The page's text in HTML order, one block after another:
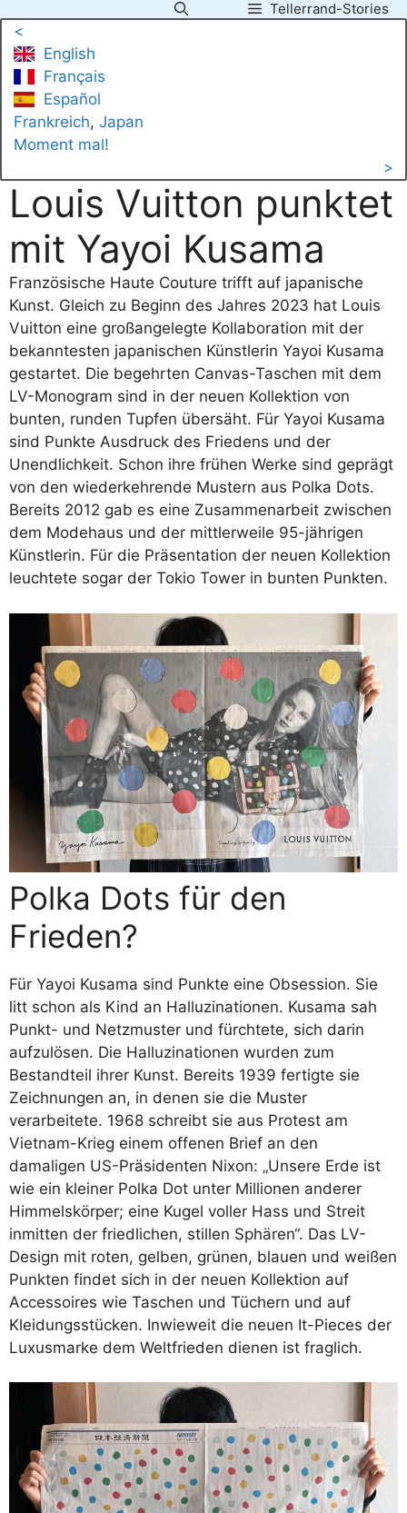
Inhalt
springen
Tellerrand-Stories
<
English
Français
Español
Frankreich, Japan
Moment mal!
>
Louis Vuitton punktet
mit Yayoi Kusama
Französische Haute Couture trifft auf japanische
Kunst. Gleich zu Beginn des Jahres 2023 hat Louis
Vuitton eine großangelegte Kollaboration mit der
bekanntesten japanischen Künstlerin Yayoi Kusama
gestartet. Die begehrten Canvas-Taschen mit dem
LV-Monogram sind in der neuen Kollektion von
bunten, runden Tupfen übersäht. Für Yayoi Kusama
sind Punkte Ausdruck des Friedens und der
Unendlichkeit. Schon ihre frühen Werke sind geprägt
von den wiederkehrende Mustern aus Polka Dots.
Bereits 2012 gab es eine Zusammenarbeit zwischen
dem Modehaus und der mittlerweile 95-jährigen
Künstlerin. Für die Präsentation der neuen Kollektion
leuchtete sogar der Tokio Tower in bunten Punkten.
Polka Dots für den
Frieden?
Für Yayoi Kusama sind Punkte eine Obsession. Sie
litt schon als Kind an Halluzinationen. Kusama sah
Punkt- und Netzmuster und fürchtete, sich darin
aufzulösen. Die Halluzinationen wurden zum
Bestandteil ihrer Kunst. Bereits 1939 fertigte sie
Zeichnungen an, in denen sie die Muster
verarbeitete. 1968 schreibt sie aus Protest am
Vietnam-Krieg einem offenen Brief an den
damaligen US-Präsidenten Nixon: „Unsere Erde ist
wie ein kleiner Polka Dot unter Millionen anderer
Himmelskörper; eine Kugel voller Hass und Streit
inmitten der friedlichen, stillen Sphären“. Das LV-
Design mit roten, gelben, grünen, blauen und weißen
Punkten findet sich in der neuen Kollektion auf
Accessoires wie Taschen und Tüchern und auf
Kleidungsstücken. Inwieweit die neuen It-Pieces der
Luxusmarke dem Weltfrieden dienen ist fraglich.